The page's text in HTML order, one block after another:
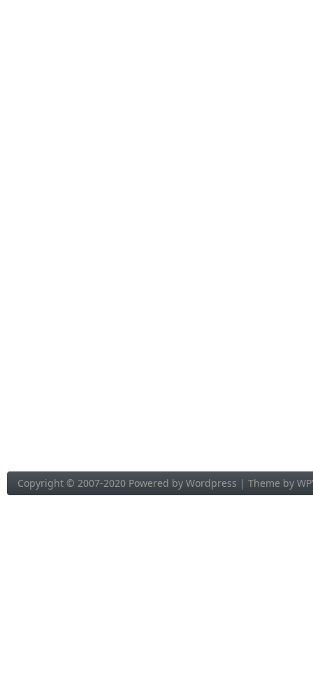
Copyright © 2007-2020 Powered by Wordpress | Theme by